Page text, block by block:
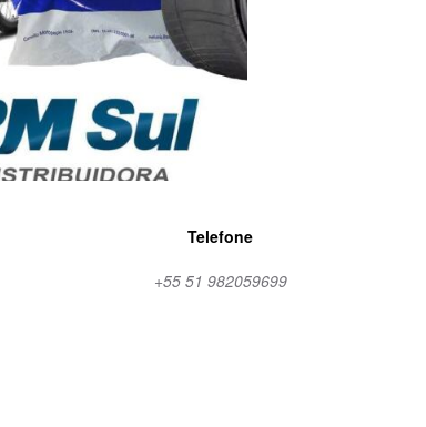
Telefone
+55 51 982059699